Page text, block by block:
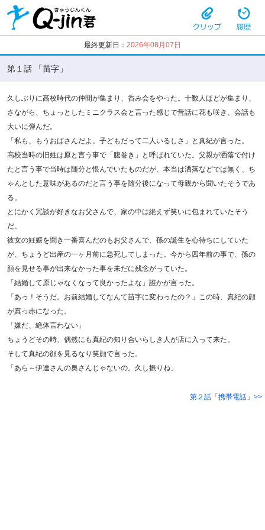
最終更新日： 2026年08月07日
第１話 「苗字」
久しぶりに高校時代の仲間が集まり、呑み会をやった。十数人ほどが集まり、
さながら、ちょっとしたミニクラス会と言った感じで昔話に花も咲き、会話も
大いに弾んだ。
「私も、もうおばさんだよ。子どもだって二人いるしさ」と真紀が言った。
高校当時の旧姓は原と言う事で「腹巻き」と呼ばれていた。父親が洒落で付け
たと言う事で当時は随分と恨んでいたものだが、本当は洒落などでは無く、ち
ゃんとした意味があるのだと言う事を随分後になって母親から聞いたそうであ
る。
とにかく冗談が好きなお父さんで、家の中は絶えず笑いに包まれていたそう
だ。
彼女の妊娠を聞き一番喜んだのもお父さんで、孫の誕生を心待ちにしていた
が、ちょうど出産の一ヶ月前に急死してしまった。今から四年前の事で、孫の
顔を見せる事が出来なかった事を未だに残念がっていた。
「結婚して原じゃなくなって良かったよな」誰かが言った。
「あっ！そうだ。お前結婚してなんて苗字に変わったの？」この時、真紀の顔
が真っ赤になった。
「嫌だ、絶体言わない」
ちょうどその時、偶然にも真紀の知り合いらしき人が店に入って来た。
そして真紀の顔を見るなり笑顔で言った。
「あら～伊達さんの奥さんじゃないの。久し振りね」
第２話「携帯電話」